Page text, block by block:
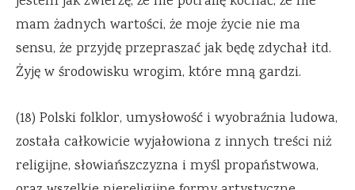
mam żadnych wartości, że moje życie nie ma
sensu, że przyjdę przepraszać jak będę zdychał itd.
Żyję w środowisku wrogim, które mną gardzi.
(18) Polski folklor, umysłowość i wyobraźnia ludowa,
została całkowicie wyjałowiona z innych treści niż
religijne, słowiańszczyzna i myśl propaństwowa,